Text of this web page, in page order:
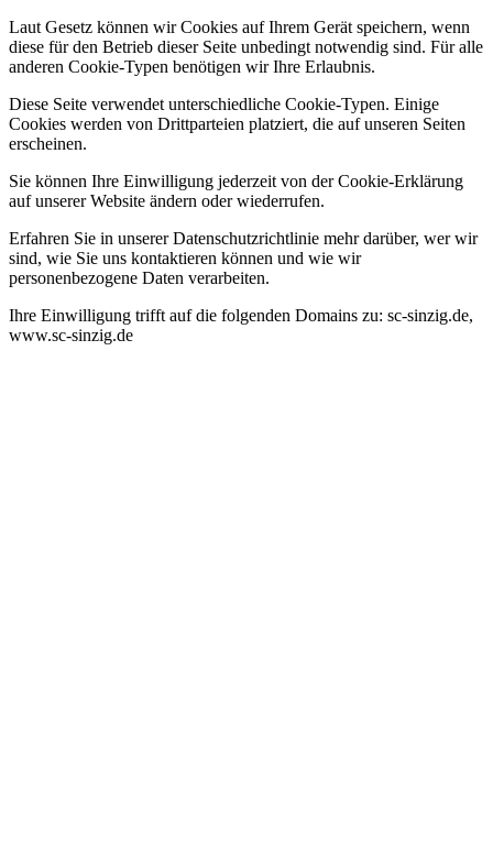
Laut Gesetz können wir Cookies auf Ihrem Gerät speichern, wenn
diese für den Betrieb dieser Seite unbedingt notwendig sind. Für alle
anderen Cookie-Typen benötigen wir Ihre Erlaubnis.
Diese Seite verwendet unterschiedliche Cookie-Typen. Einige
Cookies werden von Drittparteien platziert, die auf unseren Seiten
erscheinen.
Sie können Ihre Einwilligung jederzeit von der Cookie-Erklärung
auf unserer Website ändern oder wiederrufen.
Erfahren Sie in unserer Datenschutzrichtlinie mehr darüber, wer wir
sind, wie Sie uns kontaktieren können und wie wir
personenbezogene Daten verarbeiten.
Ihre Einwilligung trifft auf die folgenden Domains zu: sc-sinzig.de,
www.sc-sinzig.de